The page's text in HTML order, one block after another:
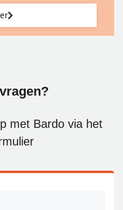
met Bardo via het